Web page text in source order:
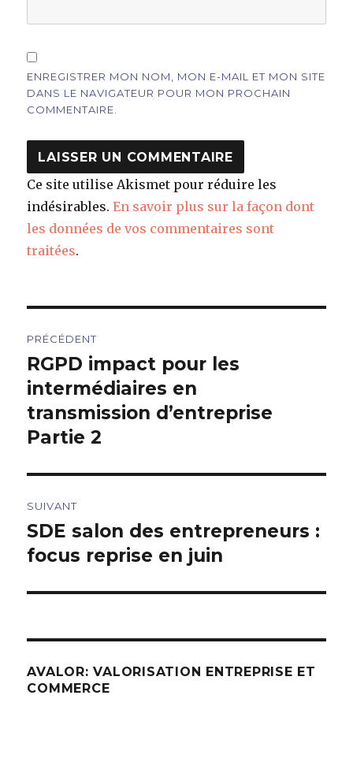
ENREGISTRER MON NOM, MON E-MAIL ET MON SITE
DANS LE NAVIGATEUR POUR MON PROCHAIN
COMMENTAIRE.
Ce site utilise Akismet pour réduire les
indésirables.En savoir plus sur la façon dont
les données de vos commentaires sont
traitées.
de
l’article
PRÉCÉDENT
Article
précédent :
RGPD impact pour les
intermédiaires en
transmission d’entreprise
Partie 2
SUIVANT
Article
suivant :
SDE salon des entrepreneurs :
focus reprise en juin
AVALOR: VALORISATION ENTREPRISE ET
COMMERCE